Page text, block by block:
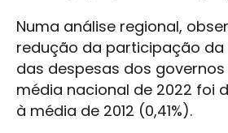
Numa análise regional,
redução da participação
das despesas dos governos
média nacional de 2022 foi
à média de 2012 (0,41%).